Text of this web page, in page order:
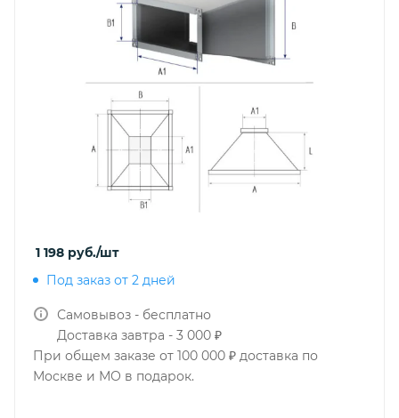
1 198 руб./шт
Под заказ от 2 дней
Самовывоз - бесплатно
Доставка завтра - 3 000 ₽
При общем заказе от 100 000 ₽ доставка по
Москве и МО в подарок.